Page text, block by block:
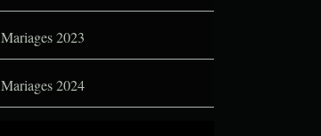
Mariages 2023
Mariages 2024